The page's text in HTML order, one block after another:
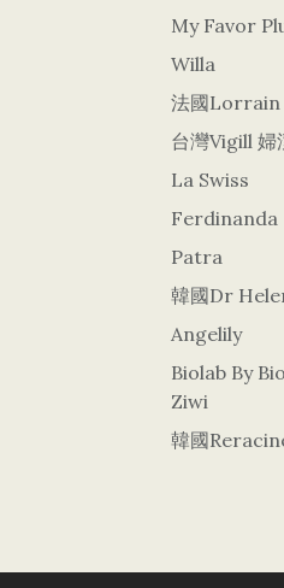
My Favor
Willa
法國Lorrain
台灣vigill 婦
La Swiss
Ferdinanda
Patra
韓國dr
Angelily
Biolab By
Ziwi
韓國